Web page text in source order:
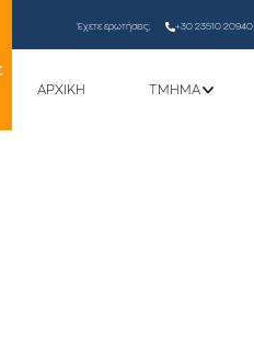
Έχετε ερωτήσεις; +30 23510 20940
ΑΡΧΙΚΗ ΤΜΗΜΑ